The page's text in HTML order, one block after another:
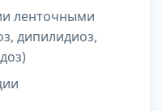
ленточными
дипилидиоз,